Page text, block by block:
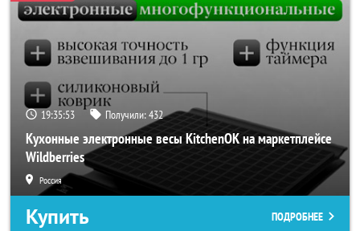
19:35:53 Получили:432
Кухонные электронные весы KitchenOK на маркетплейсе
Wildberries
Россия
Купить ПОДРОБНЕЕ